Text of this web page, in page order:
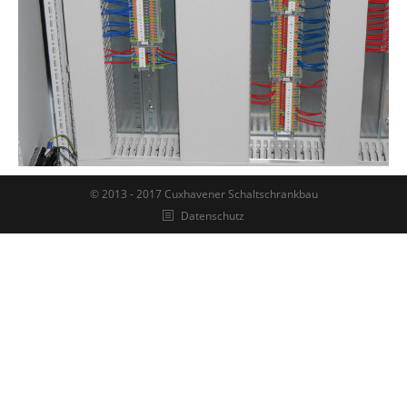
© 2013 - 2017 Cuxhavener Schaltschrankbau
Datenschutz